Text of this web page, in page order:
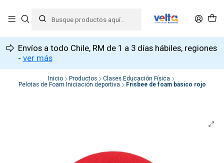
Envíos a todo Chile, RM de 1 a 3 días hábiles, regiones
- ver más
Inicio Productos
Clases Educación Física
Pelotas de Foam Iniciación deportiva
Frisbee de foam básico rojo